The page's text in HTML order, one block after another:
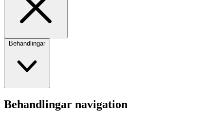
Behandlingar
Behandlingar navigation